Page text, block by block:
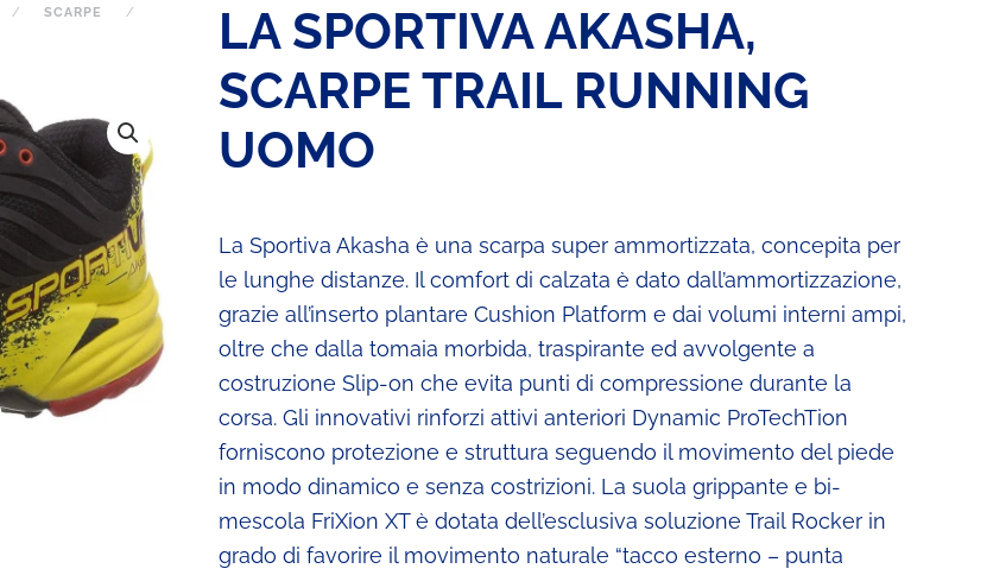
SCARPE
LA SPORTIVA AKASHA,
SCARPE TRAIL RUNNING
UOMO
La Sportiva Akasha è una scarpa super ammortizzata, concepita per
le lunghe distanze. Il comfort di calzata è dato dall’ammortizzazione,
grazie all’inserto plantare Cushion Platform e dai volumi interni ampi,
oltre che dalla tomaia morbida, traspirante ed avvolgente a
costruzione Slip-on che evita punti di compressione durante la
corsa. Gli innovativi rinforzi attivi anteriori Dynamic ProTechTion
forniscono protezione e struttura seguendo il movimento del piede
in modo dinamico e senza costrizioni. La suola grippante e bi-
mescola FriXion XT è dotata dell’esclusiva soluzione Trail Rocker in
grado di favorire il movimento naturale “tacco esterno – punta